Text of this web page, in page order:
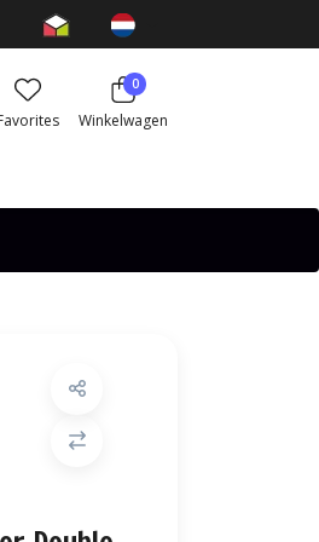
0
Winkelwagen